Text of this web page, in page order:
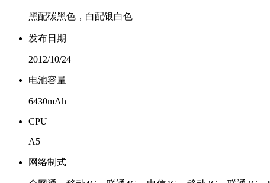
黑配碳黑色，白配银白色
发布日期
2012/10/24
电池容量
6430mAh
CPU
A5
网络制式